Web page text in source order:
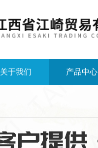
关于我们 产品中心